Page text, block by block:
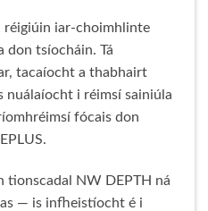
réigiúin iar-choimhlinte
don tsíocháin. Tá
tacaíocht a thabhairt
nuálaíocht i réimsí sainiúla
fócais don
tionscadal NW DEPTH ná
— is infheistíocht é i